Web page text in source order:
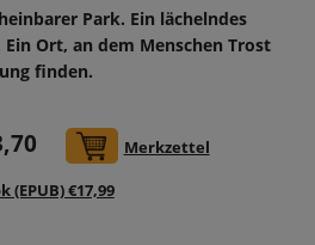
Park. Ein lächelndes
Ort, an dem Menschen Trost
finden.
In den Warenkorb
Merkzettel
(EPUB) €17,99